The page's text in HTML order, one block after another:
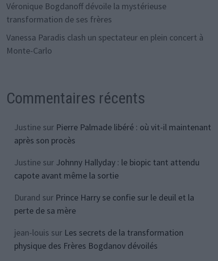
Véronique Bogdanoff dévoile la mystérieuse
transformation de ses frères
Vanessa Paradis clash un spectateur en plein concert à
Monte-Carlo
Commentaires récents
Justinesur Pierre Palmade libéré : où vit-il maintenant
après son procès
Justinesur Johnny Hallyday : le biopic tant attendu
capote avant même la sortie
Durand sur Prince Harry se confie sur le deuil et la
perte de sa mère
jean-louis sur Les secrets de la transformation
physique des Frères Bogdanov dévoilés